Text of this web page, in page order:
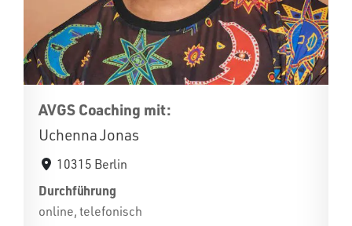
AVGS Coaching mit:
Uchenna Jonas
10315 Berlin
Durchführung
online, telefonisch